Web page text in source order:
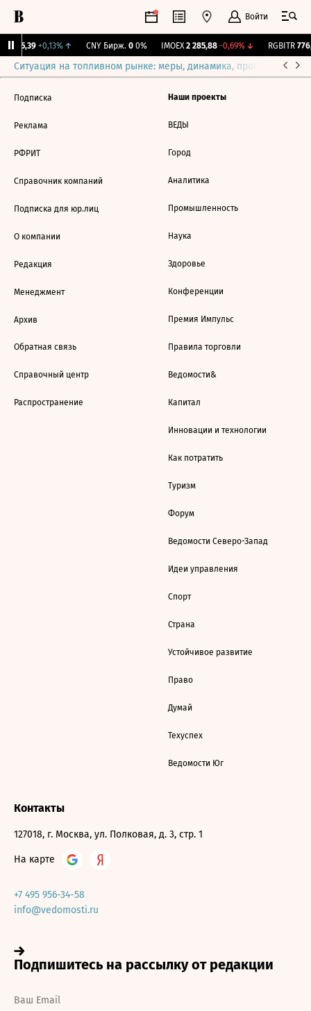
Войти
115,39 +0,13%↑ CNY Бирж. 0 0% IMOEX 2 285,88 -0,69%↓ RGBITR
Ситуация на топливном рынке: меры, динамика, прогнозы
Подписка
Реклама
РФРИТ
Справочник компаний
Подписка для юр.лиц
О компании
Редакция
Менеджмент
Архив
Обратная связь
Справочный центр
Распространение
Наши проекты
ВЕДЫ
Город
Аналитика
Промышленность
Наука
Здоровье
Конференции
Премия Импульс
Правила торговли
Ведомости&
Капитал
Инновации и технологии
Как потратить
Туризм
Форум
Ведомости Северо-Запад
Идеи управления
Спорт
Страна
Устойчивое развитие
Право
Думай
Техуспех
Ведомости Юг
Контакты
127018, г. Москва, ул. Полковая, д. 3, стр. 1
На карте
+7 495 956-34-58
info@vedomosti.ru